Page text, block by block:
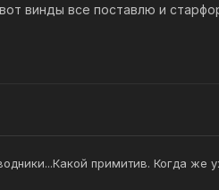
винды все поставлю и
примитив. Когда